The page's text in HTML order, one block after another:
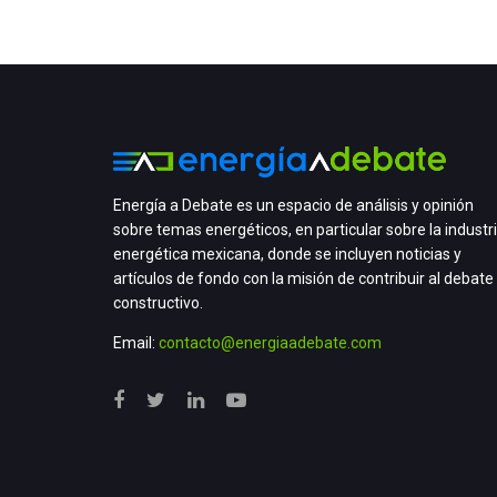
Energía a Debate es un espacio de análisis y opinión
sobre temas energéticos, en particular sobre la
energética mexicana, donde se incluyen noticias y
artículos de fondo con la misión de contribuir al debate
constructivo.
Email: contacto@energiaadebate.com